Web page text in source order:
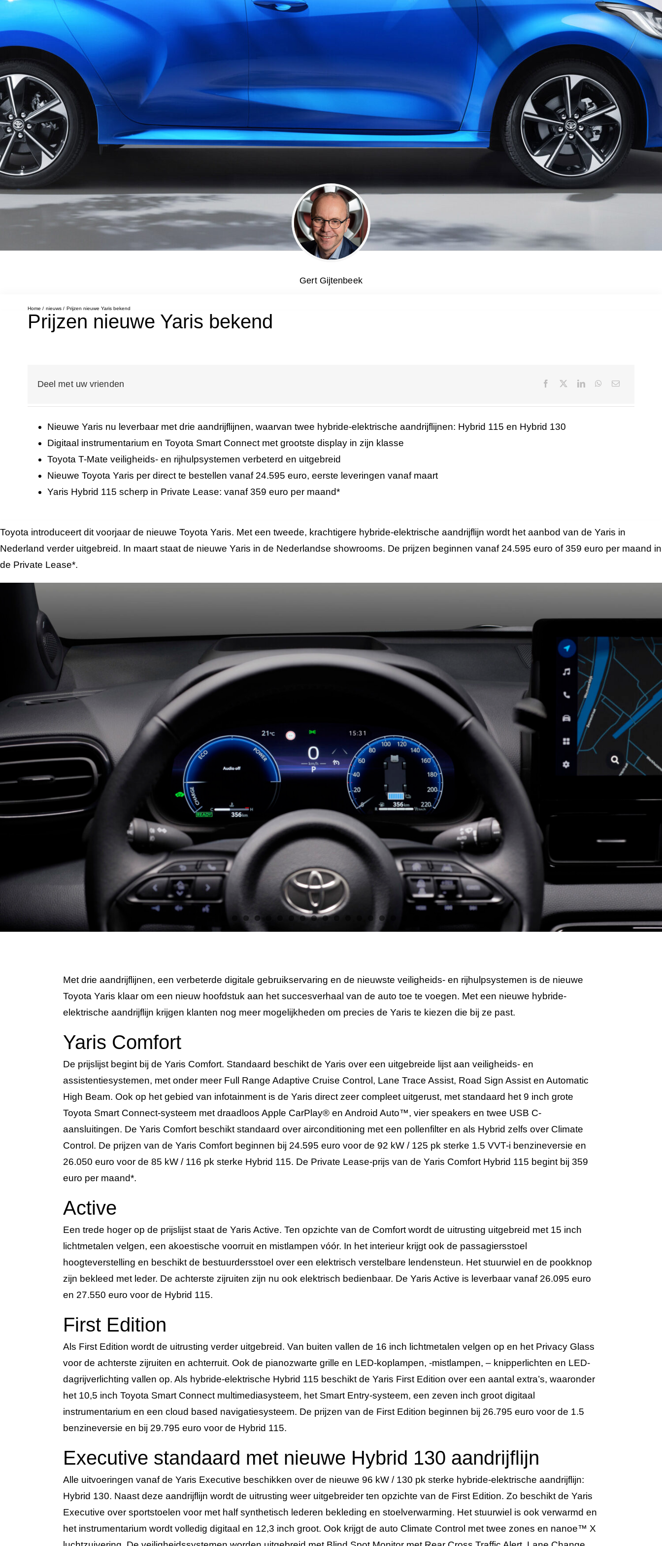
Gert Gijtenbeek
Home nieuws Prijzen nieuwe Yaris bekend
Prijzen nieuwe Yaris bekend
Deel met uw vrienden
Nieuwe Yaris nu leverbaar met drie aandrijflijnen, waarvan twee hybride-elektrische aandrijflijnen: Hybrid 115 en Hybrid 130
Digitaal instrumentarium en Toyota Smart Connect met grootste display in zijn klasse
Toyota T-Mate veiligheids- en rijhulpsystemen verbeterd en uitgebreid
Nieuwe Toyota Yaris per direct te bestellen vanaf 24.595 euro, eerste leveringen vanaf maart
Yaris Hybrid 115 scherp in Private Lease: vanaf 359 euro per maand*
Toyota introduceert dit voorjaar de nieuwe Toyota Yaris. Met een tweede, krachtigere hybride-elektrische aandrijflijn wordt het aanbod van de Yaris in
Nederland verder uitgebreid. In maart staat de nieuwe Yaris in de Nederlandse showrooms. De prijzen beginnen vanaf 24.595 euro of 359 euro per maand in
de Private Lease*.
Met drie aandrijflijnen, een verbeterde digitale gebruikservaring en de nieuwste veiligheids- en rijhulpsystemen is de nieuwe
Toyota Yaris klaar om een nieuw hoofdstuk aan het succesverhaal van de auto toe te voegen. Met een nieuwe hybride-
elektrische aandrijflijn krijgen klanten nog meer mogelijkheden om precies de Yaris te kiezen die bij ze past.
Yaris Comfort
De prijslijst begint bij de Yaris Comfort. Standaard beschikt de Yaris over een uitgebreide lijst aan veiligheids- en
assistentiesystemen, met onder meer Full Range Adaptive Cruise Control, Lane Trace Assist, Road Sign Assist en Automatic
High Beam. Ook op het gebied van infotainment is de Yaris direct zeer compleet uitgerust, met standaard het 9 inch grote
Toyota Smart Connect-systeem met draadloos Apple CarPlay® en Android Auto™, vier speakers en twee USB C-
aansluitingen. De Yaris Comfort beschikt standaard over airconditioning met een pollenfilter en als Hybrid zelfs over Climate
Control. De prijzen van de Yaris Comfort beginnen bij 24.595 euro voor de 92 kW / 125 pk sterke 1.5 VVT-i benzineversie en
26.050 euro voor de 85 kW / 116 pk sterke Hybrid 115. De Private Lease-prijs van de Yaris Comfort Hybrid 115 begint bij 359
euro per maand*.
Active
Een trede hoger op de prijslijst staat de Yaris Active. Ten opzichte van de Comfort wordt de uitrusting uitgebreid met 15 inch
lichtmetalen velgen, een akoestische voorruit en mistlampen vóór. In het interieur krijgt ook de passagiersstoel
hoogteverstelling en beschikt de bestuurdersstoel over een elektrisch verstelbare lendensteun. Het stuurwiel en de pookknop
zijn bekleed met leder. De achterste zijruiten zijn nu ook elektrisch bedienbaar. De Yaris Active is leverbaar vanaf 26.095 euro
en 27.550 euro voor de Hybrid 115.
First Edition
Als First Edition wordt de uitrusting verder uitgebreid. Van buiten vallen de 16 inch lichtmetalen velgen op en het Privacy Glass
voor de achterste zijruiten en achterruit. Ook de pianozwarte grille en LED-koplampen, -mistlampen, – knipperlichten en LED-
dagrijverlichting vallen op. Als hybride-elektrische Hybrid 115 beschikt de Yaris First Edition over een aantal extra’s, waaronder
het 10,5 inch Toyota Smart Connect multimediasysteem, het Smart Entry-systeem, een zeven inch groot digitaal
instrumentarium en een cloud based navigatiesysteem. De prijzen van de First Edition beginnen bij 26.795 euro voor de 1.5
benzineversie en bij 29.795 euro voor de Hybrid 115.
Executive standaard met nieuwe Hybrid 130 aandrijflijn
Alle uitvoeringen vanaf de Yaris Executive beschikken over de nieuwe 96 kW / 130 pk sterke hybride-elektrische aandrijflijn:
Hybrid 130. Naast deze aandrijflijn wordt de uitrusting weer uitgebreider ten opzichte van de First Edition. Zo beschikt de Yaris
Executive over sportstoelen voor met half synthetisch lederen bekleding en stoelverwarming. Het stuurwiel is ook verwarmd en
het instrumentarium wordt volledig digitaal en 12,3 inch groot. Ook krijgt de auto Climate Control met twee zones en nanoe™ X